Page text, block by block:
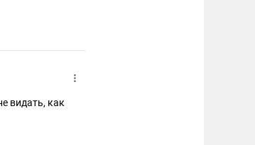
видать, как